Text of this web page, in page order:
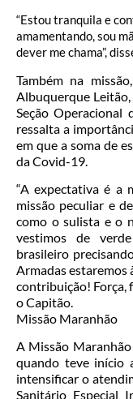
“Estou tranquila e
amamentando, sou
dever me chama”,
Também na
Albuquerque
Seção
ressalta a
em que a soma de
da Covid-19.
“A expectativa é a
missão peculiar e
como o sulista e o
vestimos de
brasileiro
Armadas estaremos
contribuição! Força,
o Capitão.
Missão Maranhão
A Missão
quando teve início
intensificar o
Sanitário Especial